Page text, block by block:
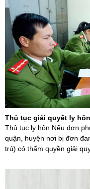
Thủ tục giải quyết ly hôn
Thủ tục ly hôn Nếu đơn
quận, huyện nơi bị đơn
trú) có thẩm quyền giải